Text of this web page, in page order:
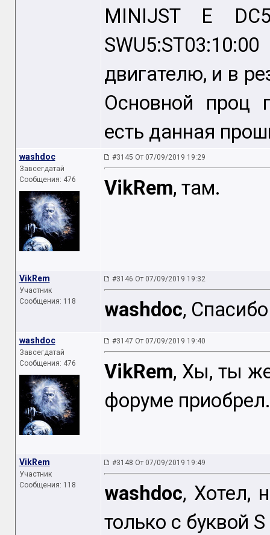
MINIJST E
двигателю, и в
Основной проц
есть данная
washdoc
Завсегдатай
Сообщения: 476
#3145 От 07/09/2019 19:29
VikRem, там.
VikRem
Участник
Сообщения: 118
#3146 От 07/09/2019 19:32
washdoc,
washdoc
Завсегдатай
Сообщения: 476
#3147 От 07/09/2019 19:40
VikRem, Хы, ты
форуме
VikRem
Участник
Сообщения: 118
#3148 От 07/09/2019 19:49
washdoc, Хотел,
только с буквой S